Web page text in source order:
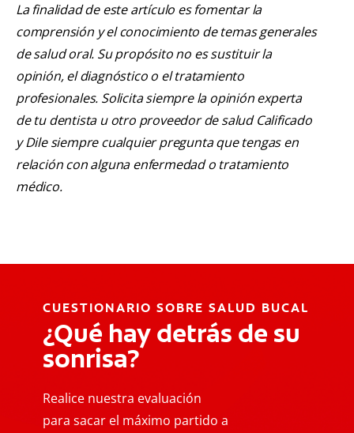
La finalidad de este artículo es fomentar la
comprensión y el conocimiento de temas generales
de salud oral. Su propósito no es sustituir la
opinión, el diagnóstico o el tratamiento
profesionales. Solicita siempre la opinión experta
de tu dentista u otro proveedor de salud Calificado
y Dile siempre cualquier pregunta que tengas en
relación con alguna enfermedad o tratamiento
médico.
CUESTIONARIO SOBRE SALUD BUCAL
¿Qué hay detrás de su
sonrisa?
Realice nuestra evaluación
para sacar el máximo partido a